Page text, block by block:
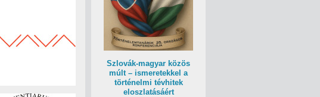
Szlovák-magyar közös
múlt – ismeretekkel a
történelmi tévhitek
eloszlatásáért